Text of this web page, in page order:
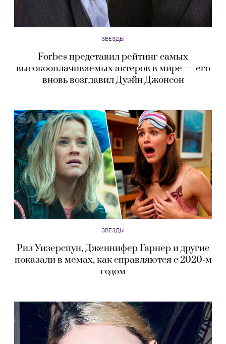
ЗВЕЗДЫ
Forbes представил рейтинг самых
высокооплачиваемых актеров в мире — его
вновь возглавил Дуэйн Джонсон
ЗВЕЗДЫ
Риз Уизерспун, Дженнифер Гарнер и другие
показали в мемах, как справляются с 2020-м
годом